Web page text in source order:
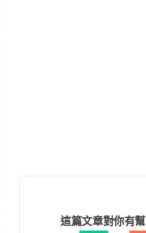
這篇文章對你有